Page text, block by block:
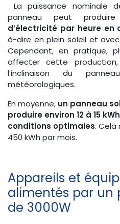
La puissance nominale
panneau peut
d’électricité par heure en
à-dire en plein soleil et
Cependant, en pratique,
affecter cette production,
l’inclinaison du
météorologiques.
En moyenne, un panneau
produire environ 12 à 15
conditions optimales. Cela
450 kWh par mois.
Appareils et
alimentés par un
de 3000W